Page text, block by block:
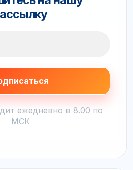
ежедневно в 8.00 по
МСК